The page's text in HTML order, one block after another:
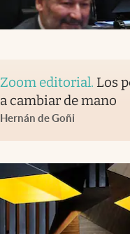
Zoom editorial. Los
a cambiar de mano
Hernán de Goñi